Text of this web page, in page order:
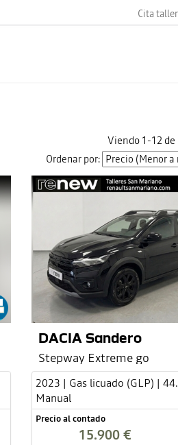
Cita taller
Viendo 1-12
Ordenar por:
DACIA Sandero
Stepway Extreme go
2023 | Gas licuado (GLP) |
Manual
Precio al contado
15.900 €